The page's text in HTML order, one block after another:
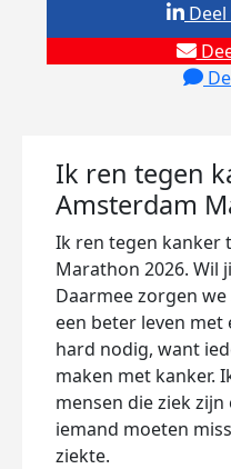
Ik ren tegen
Amsterdam
Ik ren tegen kanker
Marathon 2026. Wil
Daarmee zorgen
een beter leven met
hard nodig, want
maken met kanker.
mensen die ziek
iemand moeten
ziekte.